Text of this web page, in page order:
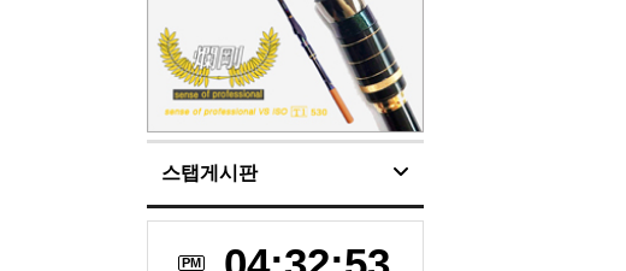
스탭게시판
PM